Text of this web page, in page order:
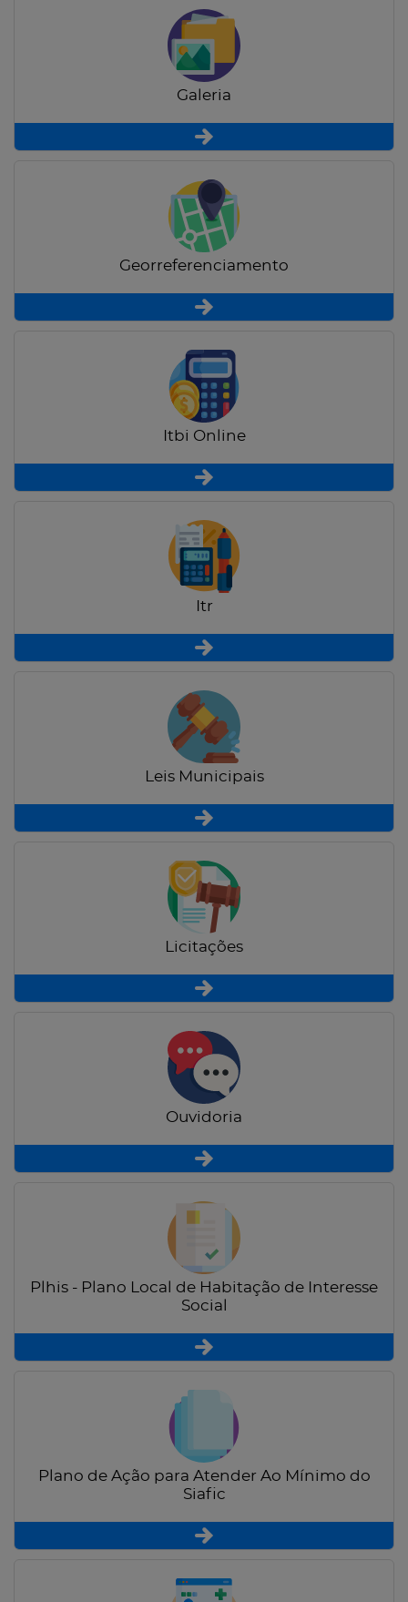
Galeria
Georreferenciamento
Itbi Online
Itr
Leis Municipais
Licitações
Ouvidoria
Plhis - Plano Local de Habitação de Interesse
Social
Plano de Ação para Atender Ao Mínimo do
Siafic